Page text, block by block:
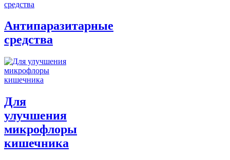
Антипаразитарные
средства
Для
улучшения
микрофлоры
кишечника